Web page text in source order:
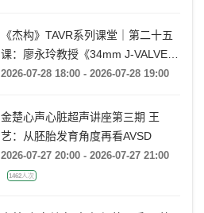
《杰构》TAVR系列课堂｜第二十五
课：廖永玲教授《34mm J-VALVE
TF 治疗超大瓣环AR的实战经验》
2026-07-28 18:00 - 2026-07-28 19:00
金楚心声心脏超声讲座第三期 王
艺：从胚胎发育角度再看AVSD
2026-07-27 20:00 - 2026-07-27 21:00
1462人次